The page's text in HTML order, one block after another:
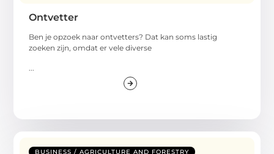
Ontvetter
Ben je opzoek naar ontvetters? Dat kan soms lastig
zoeken zijn, omdat er vele diverse
BUSINESS / AGRICULTURE AND FORESTRY